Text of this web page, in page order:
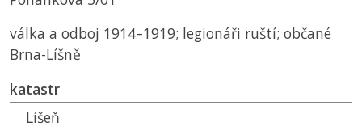
válka a odboj 1914–1919; legionáři ruští; občané
Brna-Líšně
katastr
Líšeň